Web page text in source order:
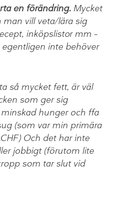
en förändring. Mycket
vill veta/lära sig
inköpslistor mm –
inte behöver
så mycket fett, är väl
som ger sig
hunger och ffa
(som var min primära
Och det har inte
jobbigt (förutom lite
som tar slut vid